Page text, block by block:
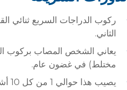
ركوب الدراجات السريع ثنائي
الثاني.
يعاني الشخص المصاب بركوب
مختلط) في غضون عام.
يصيب هذا حوالي 1 من كل 10 أشخاص يعانون من اضطراب ثنائي القطب.